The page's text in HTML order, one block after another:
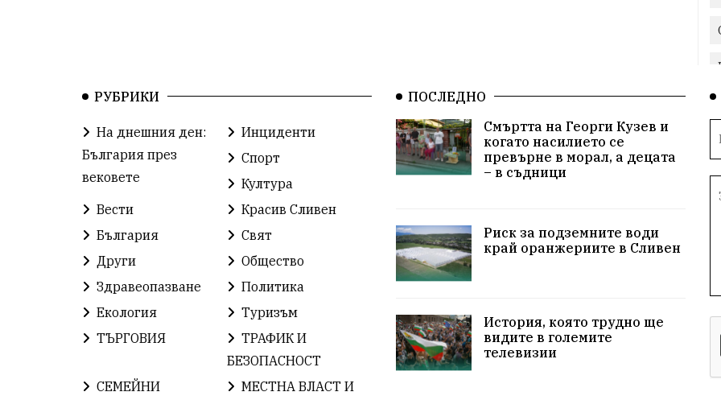
РУБРИКИ
На днешния ден:
България през
вековете
Инциденти
Спорт
Култура
Вести
Красив Сливен
България
Свят
Други
Общество
Здравеопазване
Политика
Екология
Туризъм
ТЪРГОВИЯ
ТРАФИК И
БЕЗОПАСНОСТ
СЕМЕЙНИ
МЕСТНА ВЛАСТ И
ПОСЛЕДНО
Смъртта на Георги Кузев и
когато насилието се
превърне в морал, а децата
– в съдници
Риск за подземните води
край оранжериите в Сливен
История, която трудно ще
видите в големите
телевизии